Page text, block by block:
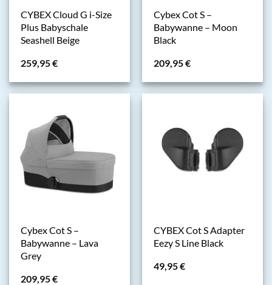
CYBEX Cloud G i-Size
Plus Babyschale
Seashell Beige
259,95€
Cybex Cot S –
Babywanne – Moon
Black
209,95€
Cybex Cot S –
Babywanne – Lava
Grey
209,95€
CYBEX Cot S Adapter
Eezy S Line Black
49,95€